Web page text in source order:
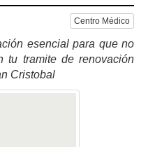
Centro Médico
esencial para que no
tu tramite de renovación
Cristobal